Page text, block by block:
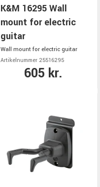
K&M 16295 Wall
mount for electric
guitar
Wall mount for electric guitar
Artikelnummer 25516295
605 kr.